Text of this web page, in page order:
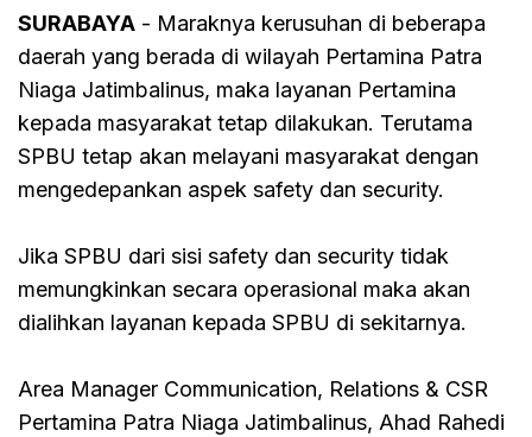
SURABAYA - Maraknya kerusuhan di beberapa
daerah yang berada di wilayah Pertamina Patra
Niaga Jatimbalinus, maka layanan Pertamina
kepada masyarakat tetap dilakukan. Terutama
SPBU tetap akan melayani masyarakat dengan
mengedepankan aspek safety dan security.
Jika SPBU dari sisi safety dan security tidak
memungkinkan secara operasional maka akan
dialihkan layanan kepada SPBU di sekitarnya.
Area Manager Communication, Relations & CSR
Pertamina Patra Niaga Jatimbalinus, Ahad Rahedi